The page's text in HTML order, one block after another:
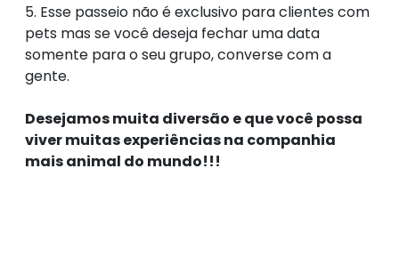
5. Esse passeio não é exclusivo para clientes com
pets mas se você deseja fechar uma data
somente para o seu grupo, converse com a
gente.
Desejamos muita diversão e que você possa
viver muitas experiências na companhia
mais animal do mundo!!!